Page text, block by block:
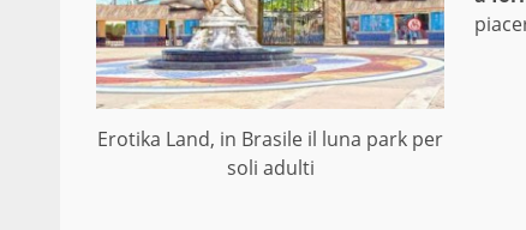
Erotika Land, in Brasile il luna park per
soli adulti